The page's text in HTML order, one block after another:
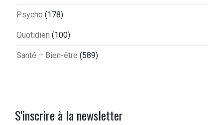
Psycho (178)
Quotidien (100)
Santé – Bien-être (589)
S'inscrire à la newsletter